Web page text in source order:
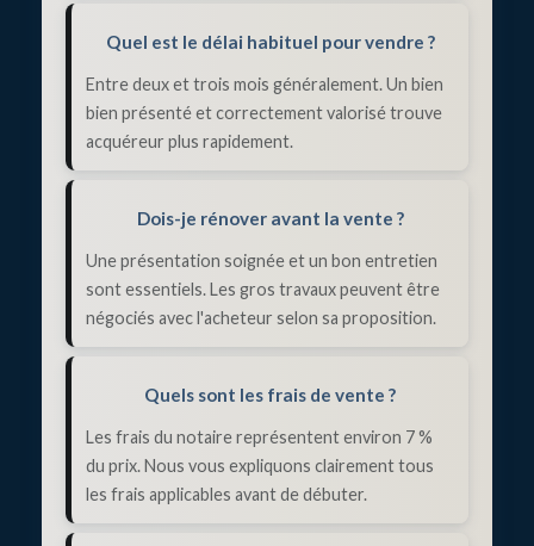
Quel est le délai habituel pour vendre ?
Entre deux et trois mois généralement. Un bien
bien présenté et correctement valorisé trouve
acquéreur plus rapidement.
Dois-je rénover avant la vente ?
Une présentation soignée et un bon entretien
sont essentiels. Les gros travaux peuvent être
négociés avec l'acheteur selon sa proposition.
Quels sont les frais de vente ?
Les frais du notaire représentent environ 7 %
du prix. Nous vous expliquons clairement tous
les frais applicables avant de débuter.